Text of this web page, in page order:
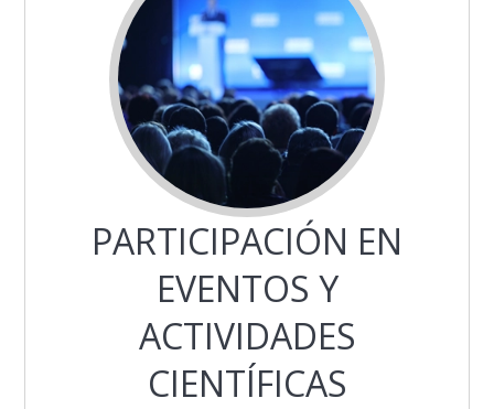
PARTICIPACIÓN EN
EVENTOS Y
ACTIVIDADES
CIENTÍFICAS